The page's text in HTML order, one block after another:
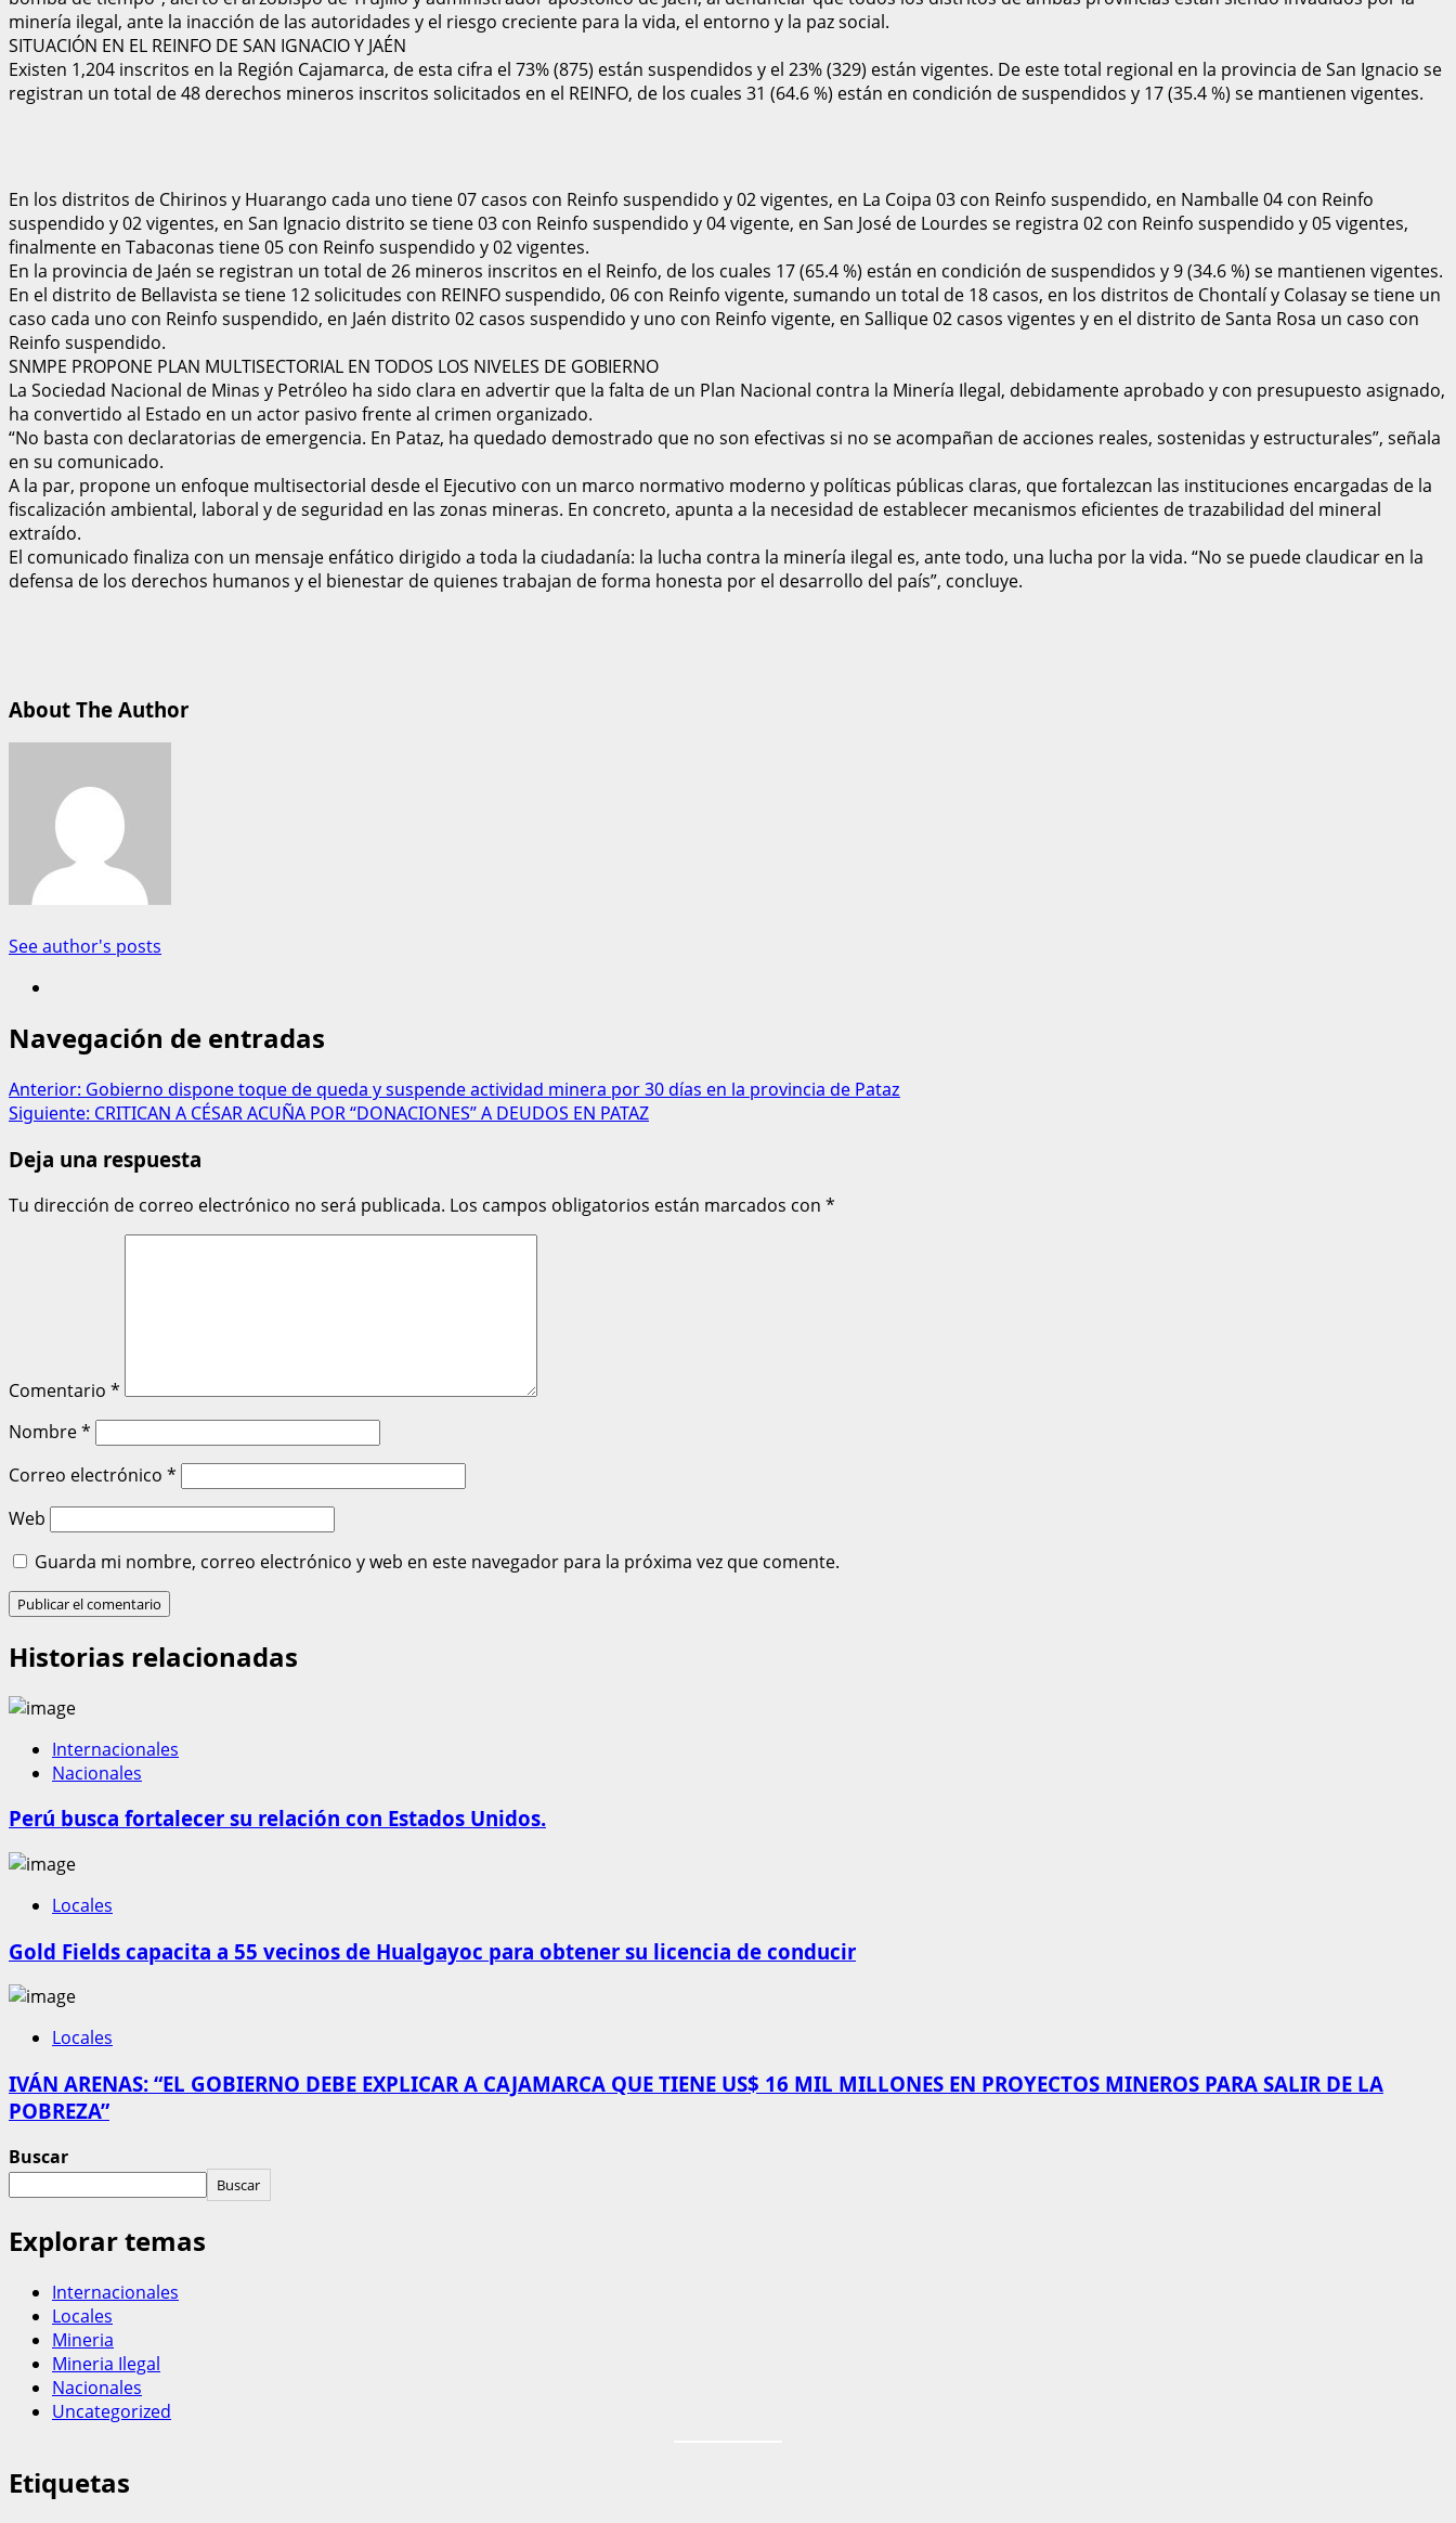
minería ilegal, ante la inacción de las autoridades y el riesgo creciente para la vida, el entorno y la paz social.
SITUACIÓN EN EL REINFO DE SAN IGNACIO Y JAÉN
Existen 1,204 inscritos en la Región Cajamarca, de esta cifra el 73% (875) están suspendidos y el 23% (329) están vigentes. De este total regional en la provincia de San Ignacio se
registran un total de 48 derechos mineros inscritos solicitados en el REINFO, de los cuales 31 (64.6 %) están en condición de suspendidos y 17 (35.4 %) se mantienen vigentes.
En los distritos de Chirinos y Huarango cada uno tiene 07 casos con Reinfo suspendido y 02 vigentes, en La Coipa 03 con Reinfo suspendido, en Namballe 04 con Reinfo
suspendido y 02 vigentes, en San Ignacio distrito se tiene 03 con Reinfo suspendido y 04 vigente, en San José de Lourdes se registra 02 con Reinfo suspendido y 05 vigentes,
finalmente en Tabaconas tiene 05 con Reinfo suspendido y 02 vigentes.
En la provincia de Jaén se registran un total de 26 mineros inscritos en el Reinfo, de los cuales 17 (65.4 %) están en condición de suspendidos y 9 (34.6 %) se mantienen vigentes.
En el distrito de Bellavista se tiene 12 solicitudes con REINFO suspendido, 06 con Reinfo vigente, sumando un total de 18 casos, en los distritos de Chontalí y Colasay se tiene un
caso cada uno con Reinfo suspendido, en Jaén distrito 02 casos suspendido y uno con Reinfo vigente, en Sallique 02 casos vigentes y en el distrito de Santa Rosa un caso con
Reinfo suspendido.
SNMPE PROPONE PLAN MULTISECTORIAL EN TODOS LOS NIVELES DE GOBIERNO
La Sociedad Nacional de Minas y Petróleo ha sido clara en advertir que la falta de un Plan Nacional contra la Minería Ilegal, debidamente aprobado y con presupuesto asignado,
ha convertido al Estado en un actor pasivo frente al crimen organizado.
“No basta con declaratorias de emergencia. En Pataz, ha quedado demostrado que no son efectivas si no se acompañan de acciones reales, sostenidas y estructurales”, señala
en su comunicado.
A la par, propone un enfoque multisectorial desde el Ejecutivo con un marco normativo moderno y políticas públicas claras, que fortalezcan las instituciones encargadas de la
fiscalización ambiental, laboral y de seguridad en las zonas mineras. En concreto, apunta a la necesidad de establecer mecanismos eficientes de trazabilidad del mineral
extraído.
El comunicado finaliza con un mensaje enfático dirigido a toda la ciudadanía: la lucha contra la minería ilegal es, ante todo, una lucha por la vida. “No se puede claudicar en la
defensa de los derechos humanos y el bienestar de quienes trabajan de forma honesta por el desarrollo del país”, concluye.
About The Author
See author's posts
Navegación de entradas
Anterior: Gobierno dispone toque de queda y suspende actividad minera por 30 días en la provincia de Pataz
Siguiente: CRITICAN A CÉSAR ACUÑA POR “DONACIONES” A DEUDOS EN PATAZ
Deja una respuesta
Tu dirección de correo electrónico no será publicada. Los campos obligatorios están marcados con *
Comentario *
Nombre*
Correo electrónico *
Web
Guarda mi nombre, correo electrónico y web en este navegador para la próxima vez que comente.
Historias relacionadas
Internacionales
Nacionales
Perú busca fortalecer su relación con Estados Unidos.
Locales
Gold Fields capacita a 55 vecinos de Hualgayoc para obtener su licencia de conducir
Locales
IVÁN ARENAS: “EL GOBIERNO DEBE EXPLICAR A CAJAMARCA QUE TIENE US$ 16 MIL MILLONES EN PROYECTOS MINEROS PARA SALIR DE LA
POBREZA”
Buscar
Buscar
Explorar temas
Internacionales
Locales
Mineria
Mineria Ilegal
Nacionales
Uncategorized
Etiquetas